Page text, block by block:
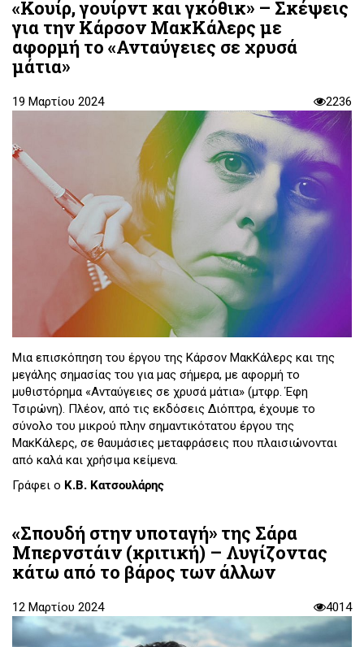
«Κουίρ, γουίρντ και γκόθικ» – Σκέψεις
για την Κάρσον ΜακΚάλερς με
αφορμή το «Ανταύγειες σε χρυσά
μάτια»
19 Μαρτίου 2024 2236
Μια επισκόπηση του έργου της Κάρσον ΜακΚάλερς και της
μεγάλης σημασίας του για μας σήμερα, με αφορμή το
μυθιστόρημα «Ανταύγειες σε χρυσά μάτια» (μτφρ. Έφη
Τσιρώνη). Πλέον, από τις εκδόσεις Διόπτρα, έχουμε το
σύνολο του μικρού πλην σημαντικότατου έργου της
ΜακΚάλερς, σε θαυμάσιες μεταφράσεις που πλαισιώνονται
από καλά και χρήσιμα κείμενα.
Γράφει ο Κ.Β. Κατσουλάρης
«Σπουδή στην υποταγή» της Σάρα
Μπερνστάιν (κριτική) – Λυγίζοντας
κάτω από το βάρος των άλλων
12 Μαρτίου 2024 4014